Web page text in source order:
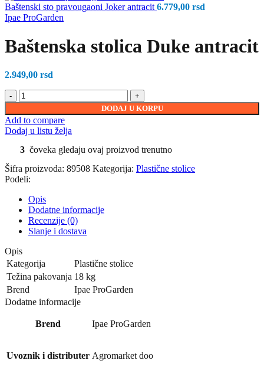
Baštenski sto pravougaoni Joker antracit 6.779,00 rsd
Ipae ProGarden
Baštenska stolica Duke antracit
2.949,00 rsd
DODAJ U KORPU
Add to compare
Dodaj u listu želja
3 čoveka gledaju ovaj proizvod trenutno
Šifra proizvoda: 89508 Kategorija: Plastične stolice
Podeli:
Opis
Dodatne informacije
Recenzije (0)
Slanje i dostava
Opis
Kategorija
Plastične stolice
Težina pakovanja 18 kg
Brend
Ipae ProGarden
Dodatne informacije
Brend Ipae ProGarden
Uvoznik i distributer Agromarket doo